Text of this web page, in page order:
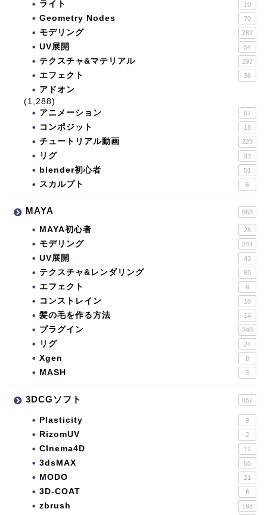
ライト 10
Geometry Nodes 70
モデリング 282
UV展開 54
テクスチャ&マテリアル 297
エフェクト 36
アドオン
(1,288)
アニメーション
67
コンポジット 18
チュートリアル動画 229
リグ 33
blender初心者 51
スカルプト 6
MAYA 663
MAYA初心者 28
モデリング 244
UV展開 43
テクスチャ&レンダリング 69
エフェクト 9
コンストレイン 10
髪の毛を作る方法 14
プラグイン 240
リグ 24
Xgen 8
MASH 3
3DCGソフト 657
Plasticity 9
RizomUV 2
CInema4D 12
3dsMAX 55
MODO 21
3D-COAT 6
zbrush 198